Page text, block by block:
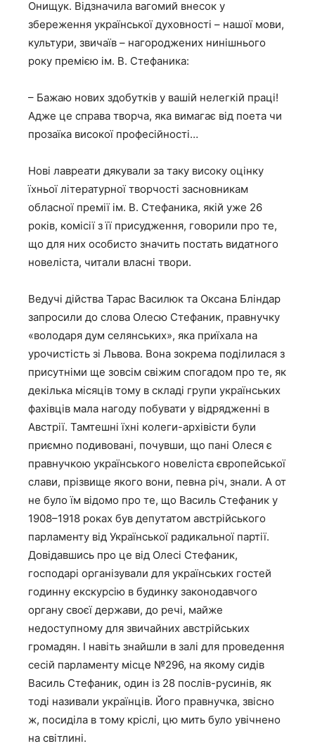
Онищук. Відзначила вагомий внесок у
збереження української духовності – нашої мови,
культури, звичаїв – нагороджених нинішнього
року премією ім. В. Стефаника:
– Бажаю нових здобутків у вашій нелегкій праці!
Адже це справа творча, яка вимагає від поета чи
прозаїка високої професійності…
Нові лавреати дякували за таку високу оцінку
їхньої літературної творчості засновникам
обласної премії ім. В. Стефаника, якій уже 26
років, комісії з її присудження, говорили про те,
що для них особисто значить постать видатного
новеліста, читали власні твори.
Ведучі дійства Тарас Василюк та Оксана Бліндар
запросили до слова Олесю Стефаник, правнучку
«володаря дум селянських», яка приїхала на
урочистість зі Львова. Вона зокрема поділилася з
присутніми ще зовсім свіжим спогадом про те, як
декілька місяців тому в складі групи українських
фахівців мала нагоду побувати у відрядженні в
Австрії. Тамтешні їхні колеги-архівісти були
приємно подивовані, почувши, що пані Олеся є
правнучкою українського новеліста європейської
слави, прізвище якого вони, певна річ, знали. А от
не було їм відомо про те, що Василь Стефаник у
1908–1918 роках був депутатом австрійського
парламенту від Української радикальної партії.
Довідавшись про це від Олесі Стефаник,
господарі організували для українських гостей
годинну екскурсію в будинку законодавчого
органу своєї держави, до речі, майже
недоступному для звичайних австрійських
громадян. І навіть знайшли в залі для проведення
сесій парламенту місце №296, на якому сидів
Василь Стефаник, один із 28 послів-русинів, як
тоді називали українців. Його правнучка, звісно
ж, посиділа в тому кріслі, цю мить було увічнено
на світлині.